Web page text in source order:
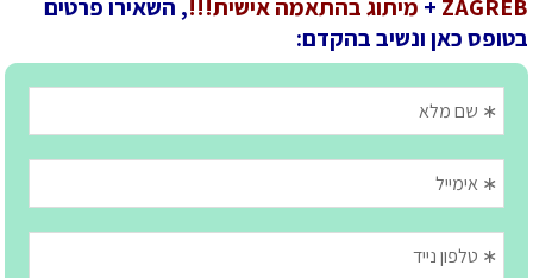
ZAGREB
+ מיתוג בהתאמה אישית!!!, השאירו פרטים
בטופס כאן ונשיב בהקדם: